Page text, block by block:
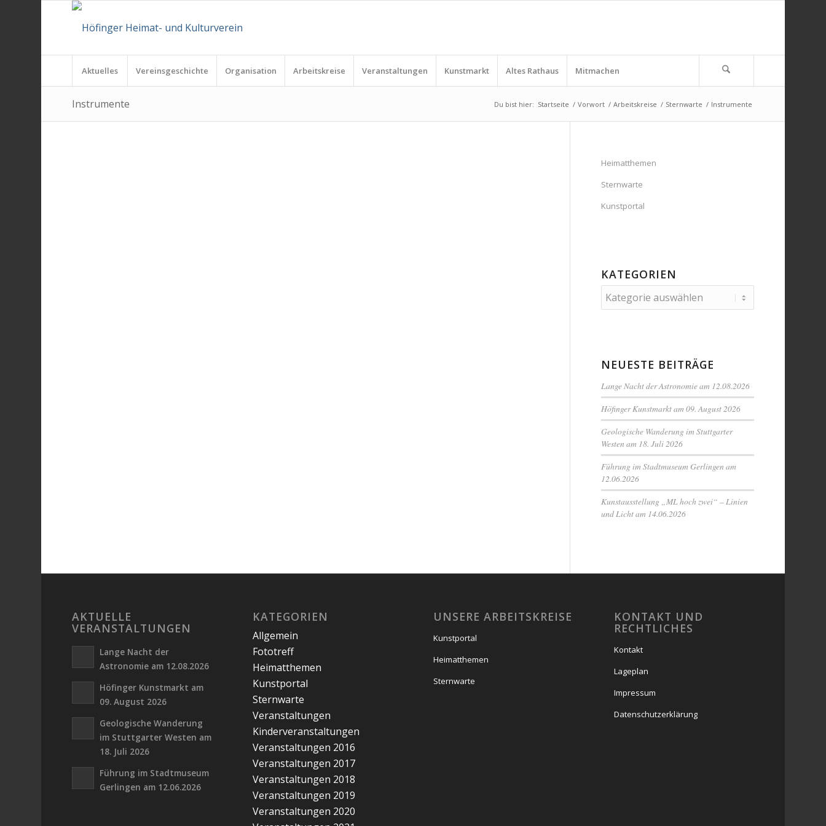
Aktuelles Vereinsgeschichte Organisation Arbeitskreise Veranstaltungen Kunstmarkt Altes Rathaus Mitmachen
Instrumente Du bist hier: Startseite / Vorwort / Arbeitskreise / Sternwarte / Instrumente
Heimatthemen
Sternwarte
Kunstportal
KATEGORIEN
Kategorien
NEUESTE BEITRÄGE
Lange Nacht der Astronomie am 12.08.2026
Höfinger Kunstmarkt am 09. August 2026
Geologische Wanderung im Stuttgarter
Westen am 18. Juli 2026
Führung im Stadtmuseum Gerlingen am
12.06.2026
Kunstausstellung „ML hoch zwei“ – Linien
und Licht am 14.06.2026
AKTUELLE
VERANSTALTUNGEN
Lange Nacht der
Astronomie am 12.08.2026
Höfinger Kunstmarkt am
09. August 2026
Geologische Wanderung
im Stuttgarter Westen am
18. Juli 2026
Führung im Stadtmuseum
Gerlingen am 12.06.2026
KATEGORIEN
Allgemein
Fototreff
Heimatthemen
Kunstportal
Sternwarte
Veranstaltungen
Kinderveranstaltungen
Veranstaltungen 2016
Veranstaltungen 2017
Veranstaltungen 2018
Veranstaltungen 2019
Veranstaltungen 2020
UNSERE ARBEITSKREISE
Kunstportal
Heimatthemen
Sternwarte
KONTAKT UND
RECHTLICHES
Kontakt
Lageplan
Impressum
Datenschutzerklärung